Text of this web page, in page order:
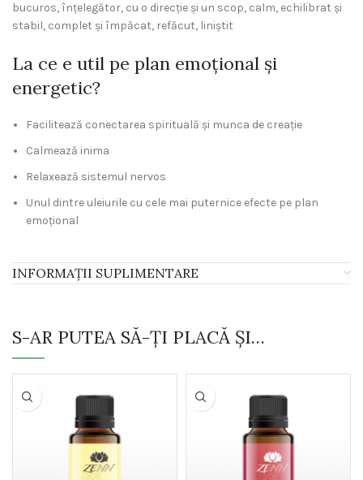
bucuros, înțelegător, cu o direcție și un scop, calm, echilibrat și
stabil, complet și împăcat, refăcut, liniștit
La ce e util pe plan emoțional și
energetic?
Facilitează conectarea spirituală și munca de creație
Calmează inima
Relaxează sistemul nervos
Unul dintre uleiurile cu cele mai puternice efecte pe plan
emoțional
INFORMAȚII SUPLIMENTARE
S-AR PUTEA SĂ-ȚI PLACĂ ȘI…